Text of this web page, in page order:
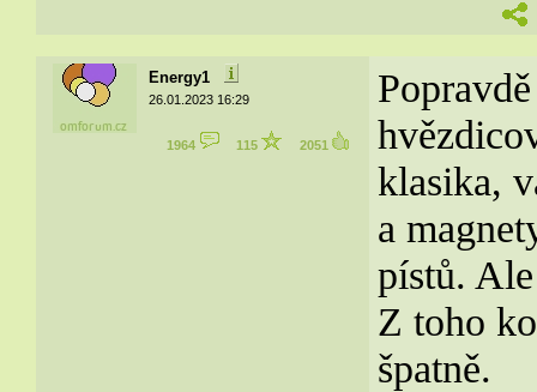
Energy1
26.01.2023 16:29
1964 115 2051
klasika,
a
pístů.
Z toho
špatně.